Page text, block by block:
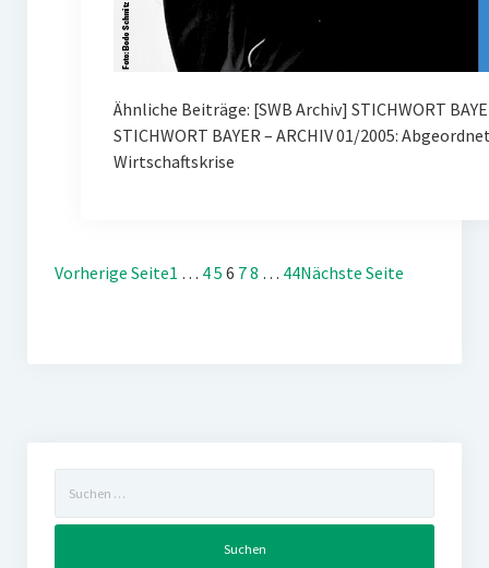
Ähnliche Beiträge: [SWB Archiv] STICHWORT
STICHWORT BAYER – ARCHIV 01/2005:
Wirtschaftskrise
Vorherige Seite1 … 45 6 78 … 44Nächste Seite
nach: